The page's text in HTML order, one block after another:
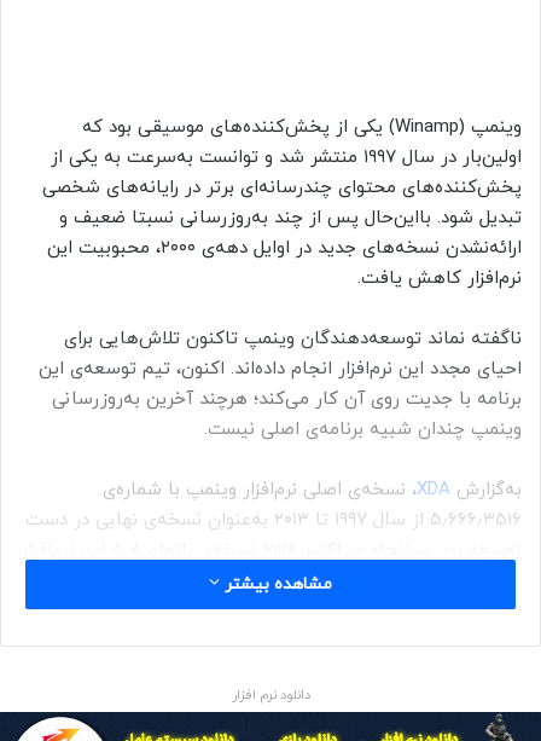
وینمپ (Winamp) یکی از پخش‌کننده‌های موسیقی بود که
اولین‌بار در سال ۱۹۹۷ منتشر شد و توانست به‌سرعت به‌ یکی از
پخش‌کننده‌های محتوای چندرسانه‌ای برتر در رایانه‌های شخصی
تبدیل شود. با‌این‌حال پس از چند به‌روزرسانی نسبتا ضعیف و
ارائه‌‌نشدن نسخه‌های جدید در اوایل دهه‌ی ۲۰۰۰‌، محبوبیت این
نرم‌افزار کاهش یافت.
ناگفته نماند توسعه‌دهندگان وینمپ تاکنون تلاش‌هایی برای
احیای مجدد این نرم‌افزار انجام داده‌اند. اکنون، تیم توسعه‌ی این
برنامه با جدیت روی آن کار می‌کند؛ هرچند آخرین به‌روزرسانی
وینمپ چندان شبیه برنامه‌ی اصلی نیست.
به‌گزارش XDA، نسخه‌ی اصلی نرم‌افزار وینمپ با شماره‌ی
۵٫۶۶۶٫۳۵۱۶ از سال ۱۹۹۷ تا ۲۰۱۳ به‌عنوان نسخه‌ی نهایی در دست
در‌دسترس قرار گرفت و Radionomy، مالک وینمپ و مشهور به
Shoutcast، تصمیم گرفت آن را دوباره برای عموم کاربران منتشر
کند.
تیم توسعه‌دهنده‌ی وینمپ در آن زمان وعده داد به‌روزرسانی‌های
بیشتری برای این نرم‌افزار منتشر خواهد کرد؛ وعده‌ای که هرگز
مشاهده بیشتر
دانلود نرم افزار